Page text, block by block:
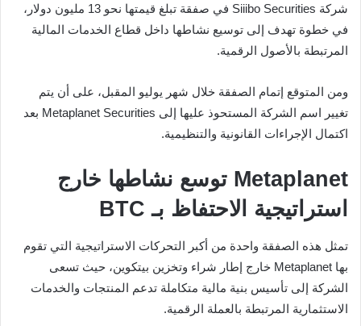
شركة Siiibo Securities في صفقة تبلغ قيمتها نحو 13 مليون دولار،
في خطوة تهدف إلى توسيع نشاطها داخل قطاع الخدمات المالية
المرتبطة بالأصول الرقمية.
ومن المتوقع إتمام الصفقة خلال شهر يوليو المقبل، على أن يتم
تغيير اسم الشركة المستحوذ عليها إلى Metaplanet Securities بعد
اكتمال الإجراءات القانونية والتنظيمية.
Metaplanet توسع نشاطها خارج
استراتيجية الاحتفاظ بـ BTC
تمثل هذه الصفقة واحدة من أكبر التحركات الاستراتيجية التي تقوم
بها Metaplanet خارج إطار شراء وتخزين بيتكوين، حيث تسعى
الشركة إلى تأسيس بنية مالية متكاملة تدعم المنتجات والخدمات
الاستثمارية المرتبطة بالعملة الرقمية.